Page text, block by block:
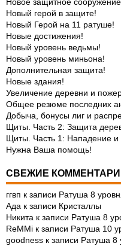
Новое защитное
Новый герой в защите!
Новый Герой на 11 ратуше!
Новые достижения!
Новый уровень ведьмы!
Новый уровень миньона!
Дополнительная защита!
Новые здания!
Увеличение деревни и
Общее резюме последних
Добыча, бонусы лиг и
Щиты. Часть 2: Защита
Щиты. Часть 1: Нападение и
Нужна Ваша помощь!
СВЕЖИЕ
ггвп к записи Ратуша 8
Ада к записи Кристаллы
Никита к записи Ратуша 8
ReMMi к записи Ратуша 10
goodness к записи Ратуша 8